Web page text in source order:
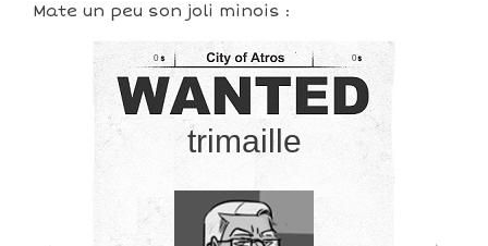
Mate un peu son joli minois :
0
trimaille
0